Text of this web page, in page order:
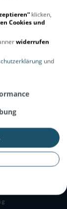
klicken,
Cookies und
widerrufen
und